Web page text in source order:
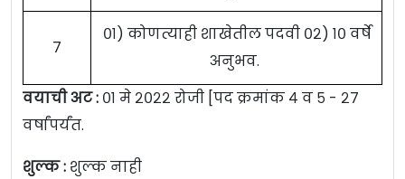
७
०१) कोणत्याही शाखेतील पदवी ०२) १० वर्षे
अनुभव.
वयाची अट : ०१ मे २०२२ रोजी [पद क्रमांक ४ व ५ - २७
वर्षांपर्यंत.
शुल्क : शुल्क नाही